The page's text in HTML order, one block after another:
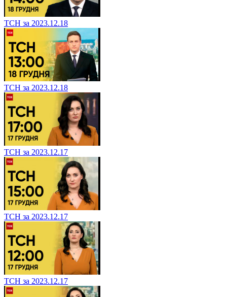
ТСН за 2023.12.18
ТСН за 2023.12.18
ТСН за 2023.12.17
ТСН за 2023.12.17
ТСН за 2023.12.17